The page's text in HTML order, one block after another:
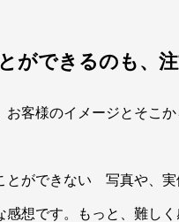
ができるのも、
お客様のイメージとそこ
とができない 写真や、
想です。もっと、難し